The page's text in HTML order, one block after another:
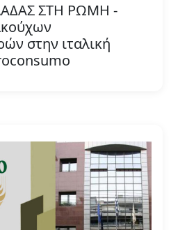
ΣΤΗ ΡΩΜΗ -
στην ιταλική